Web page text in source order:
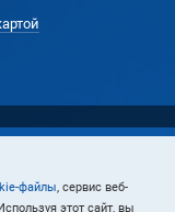
файлы, сервис веб-
этот сайт, вы